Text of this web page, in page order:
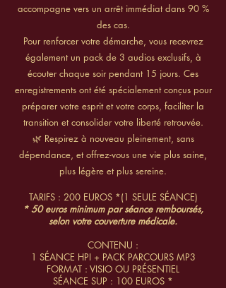
accompagne vers un arrêt immédiat dans 90 %
des cas.
Pour renforcer votre démarche, vous recevrez
également un pack de 3 audios exclusifs, à
écouter chaque soir pendant 15 jours. Ces
enregistrements ont été spécialement conçus pour
préparer votre esprit et votre corps, faciliter la
transition et consolider votre liberté retrouvée.
🌿 Respirez à nouveau pleinement, sans
dépendance, et offrez-vous une vie plus saine,
plus légère et plus sereine.
TARIFS : 200 EUROS *(1 SEULE SÉANCE)
* 50 euros minimum par séance remboursés,
selon votre couverture médicale.
CONTENU :
1 SÉANCE HPI + PACK PARCOURS MP3
FORMAT : VISIO OU PRÉSENTIEL
SÉANCE SUP : 100 EUROS *